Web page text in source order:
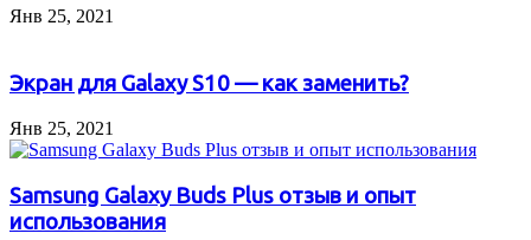
Янв 25, 2021
Экран для Galaxy S10 — как заменить?
Янв 25, 2021
Samsung Galaxy Buds Plus отзыв и опыт
использования